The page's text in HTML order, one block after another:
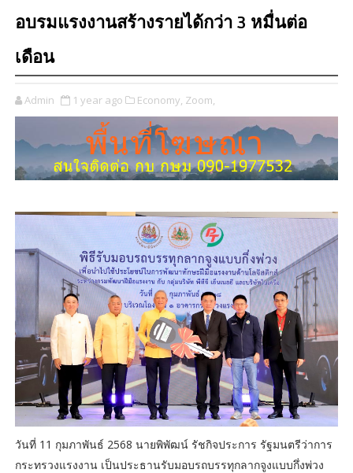
อบรมแรงงานสร้างรายได้กว่า 3 หมื่นต่อ
เดือน
Admin 1 year ago Economy, Zoom,
วันที่ 11 กุมภาพันธ์ 2568 นายพิพัฒน์ รัชกิจประการ รัฐมนตรีว่าการ
กระทรวงแรงงาน เป็นประธานรับมอบรถบรรทุกลากจูงแบบกึ่งพ่วง